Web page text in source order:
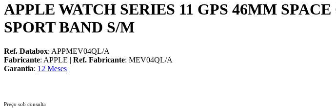
APPLE WATCH SERIES 11 GPS 46MM
SPORT BAND S/M
Ref. Databox: APPMEV04QL/A
Fabricante: APPLE | Ref. Fabricante: MEV04QL/A
Garantia: 12 Meses
Preço sob consulta